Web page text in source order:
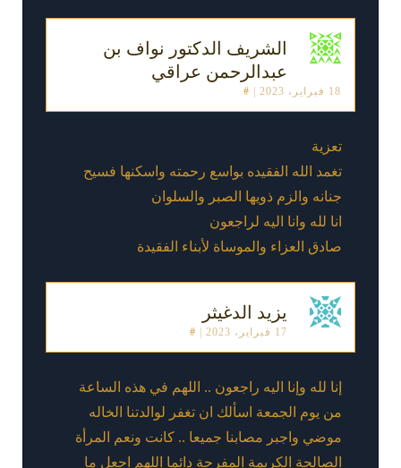
الشريف الدكتور نواف بن
عبدالرحمن عراقي
|
#
تغمد الله الفقيده بواسع رحمته واسكنها فسيح
جنانه والزم ذويها الصبر والسلوان
انا لله وانا اليه لراجعون
صادق العزاء والموساة لأبناء الفقيدة
يزيد الدغيثر
17 فبراير، 2023 |
#
إنا لله وإنا اليه راجعون .. اللهم في هذه الساعة
من يوم الجمعة اسألك ان تغفر لوالدتنا الخاله
موضي واجبر مصابنا جميعا .. كانت ونعم المرأة
الصالحة الكريمة المفرحة دائما اللهم اجعل ما